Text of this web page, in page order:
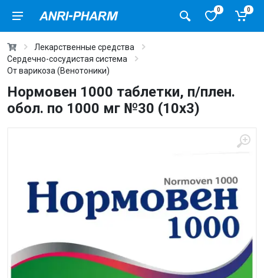
0 0
Лекарственные средства
Сердечно-сосудистая система
От варикоза (Венотоники)
Нормовен 1000 таблетки, п/плен.
обол. по 1000 мг №30 (10х3)